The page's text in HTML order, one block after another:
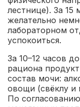
лестнице). За 15
желательно
лабораторном
успокоиться.
За 10–12 часов
рациона
состав мочи:
овощи (свёклу и
По